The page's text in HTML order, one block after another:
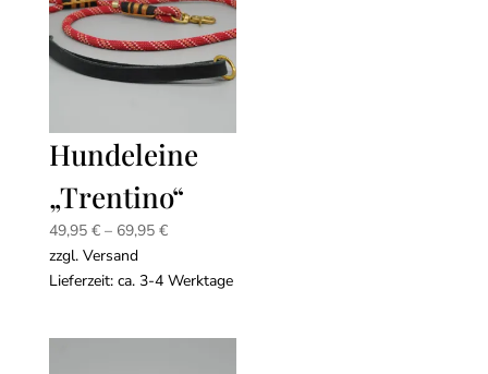
Hundeleine
„Trentino“
49,95 € – 69,95 €Preisspanne:
bis
zzgl. Versand
Lieferzeit: ca. 3-4 Werktage